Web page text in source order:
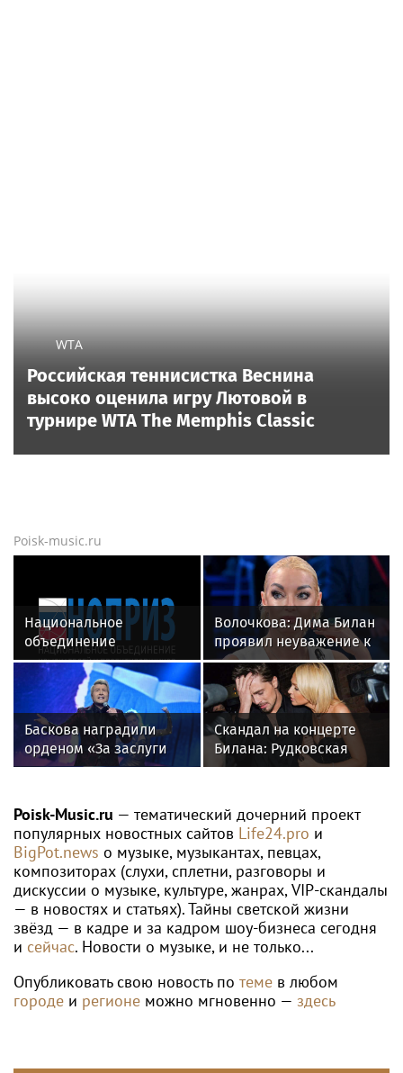
WTA
Российская теннисистка Веснина
высоко оценила игру Лютовой в
турнире WTA The Memphis Classic
Poisk-music.ru
Национальное
объединение
изыскателей и
проектировщиков
объявляет о приеме
заявок на XI
Международный
профессиональный
Волочкова: Дима Билан
проявил неуважение к
зрителям на своем
концерте в Москве
Баскова наградили
орденом «За заслуги
перед отечеством»
Скандал на концерте
Билана: Рудковская
прокомментировала и
Poisk-Music.ru — тематический дочерний проект
популярных новостных сайтов Life24.pro и
BigPot.news о музыке, музыкантах, певцах,
композиторах (слухи, сплетни, разговоры и
дискуссии о музыке, культуре, жанрах, VIP-скандалы
— в новостях и статьях). Тайны светской жизни
звёзд — в кадре и за кадром шоу-бизнеса сегодня
и сейчас. Новости о музыке, и не только...
Опубликовать свою новость по теме в любом
городе и регионе можно мгновенно — здесь